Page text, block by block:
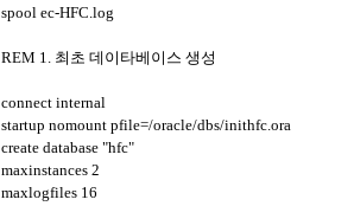
spool ec-HFC.log
REM 1. 최초 데이타베이스 생성
connect internal
startup nomount pfile=/oracle/dbs/inithfc.ora
create database "hfc"
maxinstances 2
maxlogfiles 16